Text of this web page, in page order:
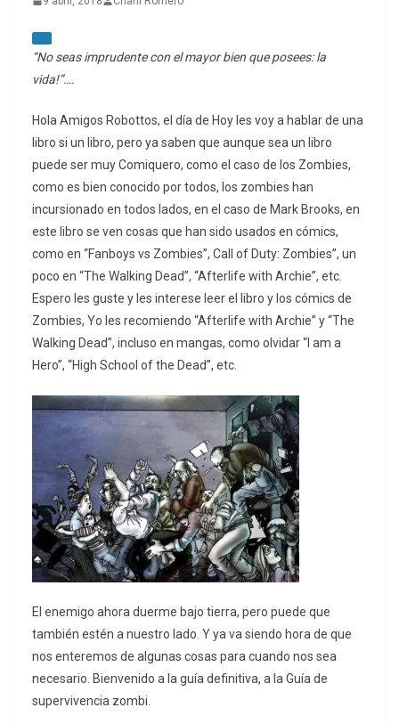
“No seas imprudente con el mayor bien que posees: la
vida!”….
Hola Amigos Robottos, el día de Hoy les voy a hablar de una
libro si un libro, pero ya saben que aunque sea un libro
puede ser muy Comiquero, como el caso de los Zombies,
como es bien conocido por todos, los zombies han
incursionado en todos lados, en el caso de Mark Brooks, en
este libro se ven cosas que han sido usados en cómics,
como en “Fanboys vs Zombies”, Call of Duty: Zombies”, un
poco en “The Walking Dead”, “Afterlife with Archie”, etc.
Espero les guste y les interese leer el libro y los cómics de
Zombies, Yo les recomiendo “Afterlife with Archie” y “The
Walking Dead”, incluso en mangas, como olvidar “I am a
Hero”, “High School of the Dead”, etc.
El enemigo ahora duerme bajo tierra, pero puede que
también estén a nuestro lado. Y ya va siendo hora de que
nos enteremos de algunas cosas para cuando nos sea
necesario. Bienvenido a la guía definitiva, a la Guía de
supervivencia zombi.